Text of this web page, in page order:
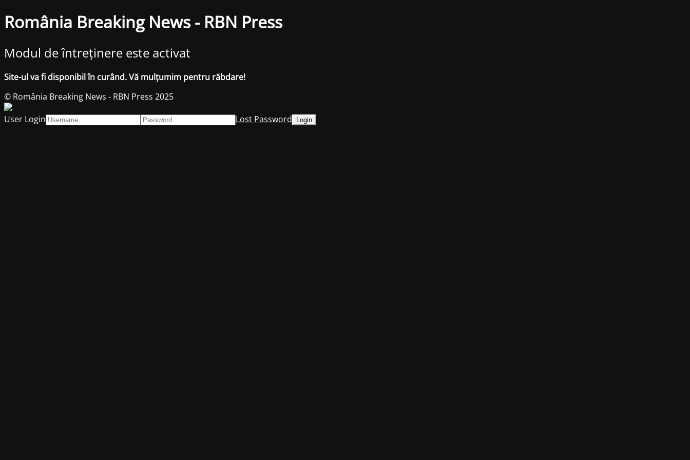
România Breaking News - RBN Press
Modul de întreținere este activat
Site-ul va fi disponibil în curând. Vă mulțumim pentru răbdare!
© România Breaking News - RBN Press 2025
User Login
Lost Password